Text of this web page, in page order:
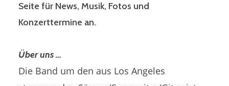
Seite für News, Musik, Fotos und
Konzerttermine an.
Über uns …
Die Band um den aus Los Angeles